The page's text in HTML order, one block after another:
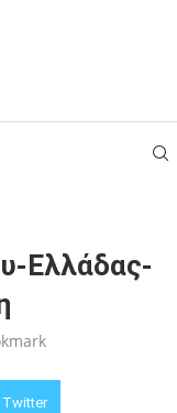
Ελλάδας-
Ελλάδας-
Twitter